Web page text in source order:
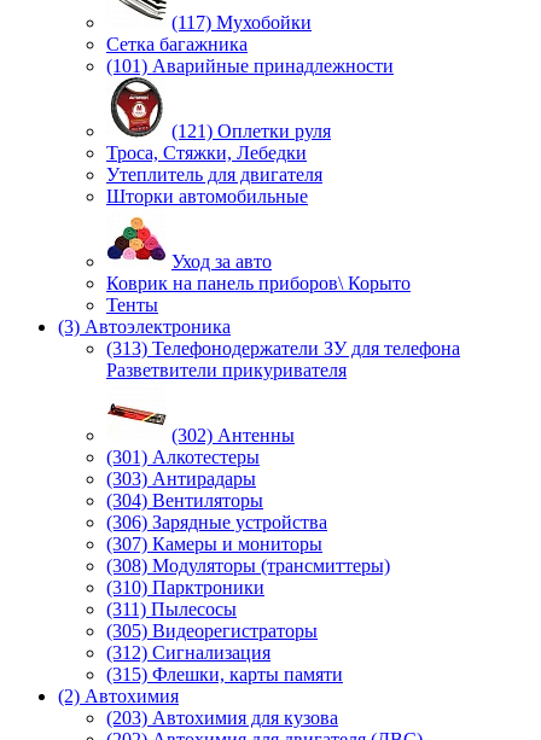
(117) Мухобойки
Сетка багажника
(101) Аварийные принадлежности
(121) Оплетки руля
Троса, Стяжки, Лебедки
Утеплитель для двигателя
Шторки автомобильные
Уход за авто
Коврик на панель приборов\ Корыто
Тенты
(3) Автоэлектроника
(313) Телефонодержатели ЗУ для телефона
Разветвители прикуривателя
(302) Антенны
(301) Алкотестеры
(303) Антирадары
(304) Вентиляторы
(306) Зарядные устройства
(307) Камеры и мониторы
(308) Модуляторы (трансмиттеры)
(310) Парктроники
(311) Пылесосы
(305) Видеорегистраторы
(312) Сигнализация
(315) Флешки, карты памяти
(2) Автохимия
(203) Автохимия для кузова